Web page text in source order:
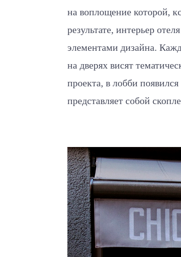
на воплощение которой,
результате, интерьер
элементами дизайна.
на дверях висят
проекта, в лобби
представляет собой